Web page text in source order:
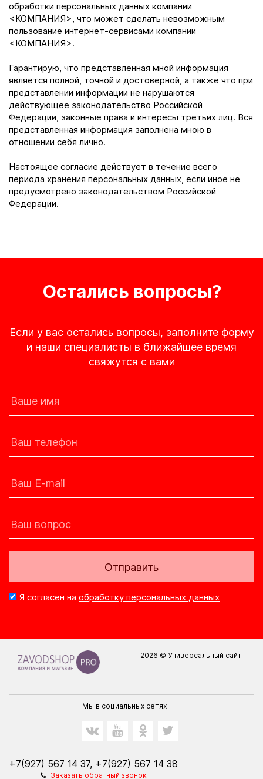
обработки персональных данных компании
<КОМПАНИЯ>, что может сделать невозможным
пользование интернет-сервисами компании
<КОМПАНИЯ>.
Гарантирую, что представленная мной информация
является полной, точной и достоверной, а также что при
представлении информации не нарушаются
действующее законодательство Российской
Федерации, законные права и интересы третьих лиц. Вся
представленная информация заполнена мною в
отношении себя лично.
Настоящее согласие действует в течение всего
периода хранения персональных данных, если иное не
предусмотрено законодательством Российской
Федерации.
Остались вопросы?
Если у вас остались вопросы, заполните форму
и наши специалисты в ближайшее время
свяжутся с вами
Отправить
Я согласен на обработку персональных данных
2026 © Универсальный сайт
Мы в социальных сетях
+7(927) 567 14 37, +7(927) 567 14 38
Заказать обратный звонок